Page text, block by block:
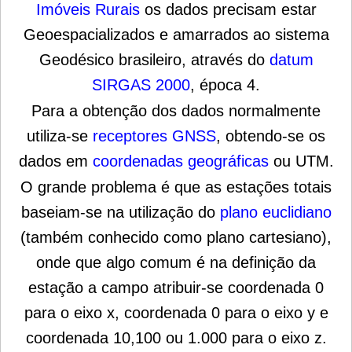
Imóveis Ruraisos dados precisam estar
Geoespacializados e amarrados ao sistema
Geodésico brasileiro, através do datum
SIRGAS 2000, época 4.
Para a obtenção dos dados normalmente
utiliza-se receptores GNSS, obtendo-se os
dados em coordenadas geográficasou UTM.
O grande problema é que as estações totais
baseiam-se na utilização do plano euclidiano
(também conhecido como plano cartesiano),
onde que algo comum é na definição da
estação a campo atribuir-se coordenada 0
para o eixo x, coordenada 0 para o eixo y e
coordenada 10,100 ou 1.000 para o eixo z.